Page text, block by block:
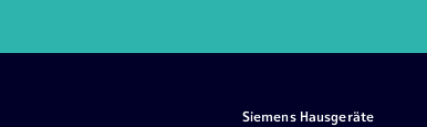
Siemens Hausgeräte